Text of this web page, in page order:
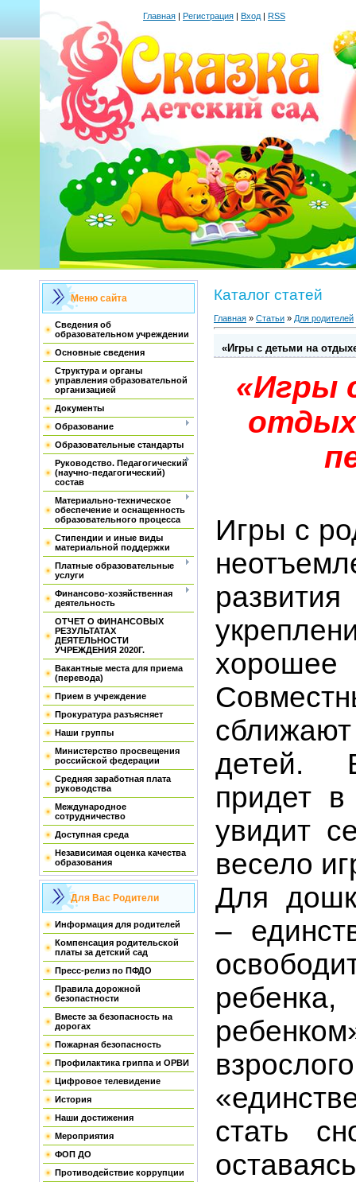
Главная | Регистрация | Вход | RSS
Меню сайта
Сведения об
образовательном учреждении
Основные сведения
Структура и органы
управления образовательной
организацией
Документы
Образование
Образовательные стандарты
Руководство. Педагогический
(научно-педагогический)
состав
Материально-техническое
обеспечение и оснащенность
образовательного процесса
Стипендии и иные виды
материальной поддержки
Платные образовательные
услуги
Финансово-хозяйственная
деятельность
ОТЧЕТ О ФИНАНСОВЫХ
РЕЗУЛЬТАТАХ
ДЕЯТЕЛЬНОСТИ
УЧРЕЖДЕНИЯ 2020Г.
Вакантные места для приема
(перевода)
Прием в учреждение
Прокуратура разъясняет
Наши группы
Министерство просвещения
российской федерации
Средняя заработная плата
руководства
Международное
сотрудничество
Доступная среда
Независимая оценка качества
образования
Для Вас Родители
Информация для родителей
Компенсация родительской
платы за детский сад
Пресс-релиз по ПФДО
Правила дорожной
безопастности
Вместе за безопасность на
дорогах
Пожарная безопасность
Профилактика гриппа и ОРВИ
Цифровое телевидение
История
Наши достижения
Мероприятия
ФОП ДО
Противодействие коррупции
Каталог статей
Главная » Статьи » Для родителей
«Игры с детьми на
«Игры
Игры с
детей.
придет в
увидит
весело
Для
–
стать